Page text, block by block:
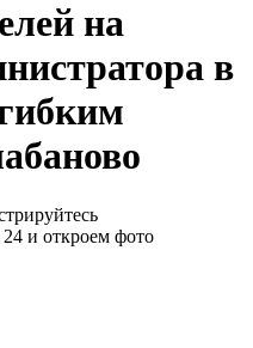
на
в
и откроем фото